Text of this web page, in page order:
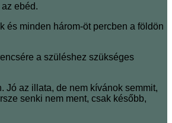
ebéd.
és minden három-öt percben a földön
a szüléshez szükséges
Jó az illata, de nem kívánok semmit,
senki nem ment, csak később,